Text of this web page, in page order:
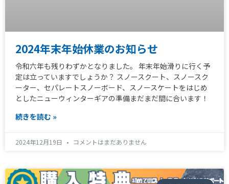
2024年末年始休業のお知らせ
令和六年も残りわずかとなりました。 年末年始滑りに行く予
定は立っていますでしょうか？ スノースクート、スノースク
ーター、セパレートスノーボード、スノースケートをはじめ
としたニューウィンターギアの準備まだまだ間に合います！
続きを読む »
2024年12月19日 コメントはまだありません